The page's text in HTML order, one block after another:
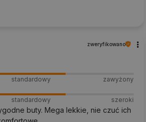
zweryfikowano
standardowy
zawyżony
standardowy szeroki
buty. Mega lekkie, nie czuć ich